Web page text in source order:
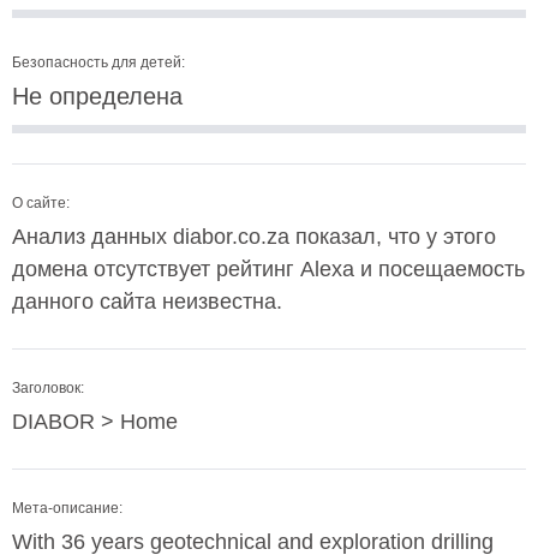
Безопасность для детей:
Не определена
О сайте:
Анализ данных diabor.co.za показал, что у этого
домена отсутствует рейтинг Alexa и посещаемость
данного сайта неизвестна.
Заголовок:
DIABOR > Home
Мета-описание:
With 36 years geotechnical and exploration drilling